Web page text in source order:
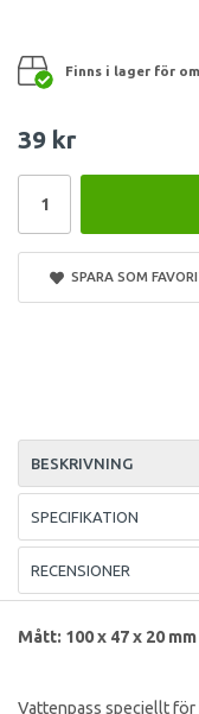
Finns i lager för
39 kr
SPARA SOM
BESKRIVNING
SPECIFIKATION
RECENSIONER
Mått: 100 x 47 x 20 mm
Vattenpass speciellt för